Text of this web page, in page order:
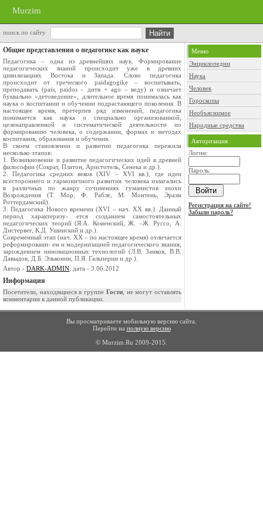
Murzim
поиск по сайту
Общие представления о педагогике как науке
Педагогика – одна из древнейших наук. Формирование
педагогических знаний происходит уже в древних
цивилизациях Востока и Запада. Слово педагогика
происходит от греческого paidagogike – воспитывать,
преподавать (pais, paidos – дитя + ago – веду) и означает
буквально «детоведение», длительное время понималась как
наука о воспитании и обучении подрастающего поколения. В
настоящее время, претерпев ряд изменений, педагогика
понимается как наука о специально организованной,
целенаправленной и систематической деятельности по
формированию человека, о содержании, формах и методах
воспитания, образования и обучения.
В своем становлении и развитии педагогика пережила
несколько этапов:
1. Возникновение и развитие педагогических идей в древней
философии (Сократ, Платон, Аристотель, Сенека и др.).
2. Педагогика средних веков (XIV – XVI вв.), где идеи
всестороннего и гармоничного развития человека излагались
в различных по жанру сочинениях гуманистов эпохи
Возрождения (Т. Мор, Ф. Рабле, М. Монтень, Эразм
Роттердамский).
3. Педагогика Нового времени (XVI – нач. XX вв.). Данный
период характеризу- ется созданием самостоятельных
педагогических теорий (Я.А. Коменский, Ж. –Ж. Руссо, А.
Дистервег, К.Д. Ушинский и др.).
Современный этап (нач. XX – по настоящее время) отличается
реформировани- ем и модернизацией педагогического знания,
зарождением инновационных технологий (Л.В. Занков, В.В.
Давыдов, Д.Б. Эльконин, П.Я. Гальперин и др.).
Автор - DARK-ADMIN , дата - 3.06.2012
Информация
Посетители, находящиеся в группе Гости, не могут оставлять
комментарии к данной публикации.
Меню
Энциклопедии
Наука
Человек
Гороскопы
Необъяснимое
Народные средства
Авторизация
Логин:
Пароль:
Регистрация на сайте!
Забыли пароль?
Вы просматриваете мобильную версию сайта.
Перейти на полную версию
© Murzim.Ru 2009-2015.